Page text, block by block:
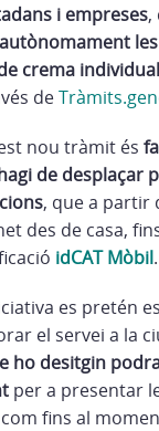
i empreses,
les
crema
de
nou tràmit és
de desplaçar
, que a partir
des de casa,
idCAT Mòbil.
es pretén
el servei a la
ho desitgin
per a presentar
fins al